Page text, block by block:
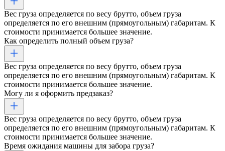
Вес груза определяется по весу брутто, объем груза
определяется по его внешним (прямоугольным) габаритам. К
стоимости принимается большее значение.
Как определить полный объем груза?
Вес груза определяется по весу брутто, объем груза
определяется по его внешним (прямоугольным) габаритам. К
стоимости принимается большее значение.
Могу ли я оформить предзаказ?
Вес груза определяется по весу брутто, объем груза
определяется по его внешним (прямоугольным) габаритам. К
стоимости принимается большее значение.
Время ожидания машины для забора груза?